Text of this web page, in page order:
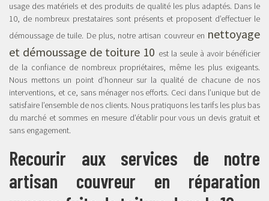
usage des matériels et des produits de qualité les plus adaptés. Dans le
10, de nombreux prestataires sont présents et proposent d’effectuer le
démoussage de tuile. De plus, notre artisan couvreur en nettoyage
et démoussage de toiture 10 est la seule à avoir bénéficier
de la confiance de nombreux propriétaires, même les plus exigeants.
Nous mettons un point d’honneur sur la qualité de chacune de nos
interventions, et ce, sans ménager nos efforts. Ceci dans l’unique but de
satisfaire l’ensemble de nos clients. Nous pratiquons les tarifs les plus bas
du marché et sommes en mesure d’établir pour vous un devis gratuit et
sans engagement.
Recourir aux services de notre
artisan couvreur en réparation